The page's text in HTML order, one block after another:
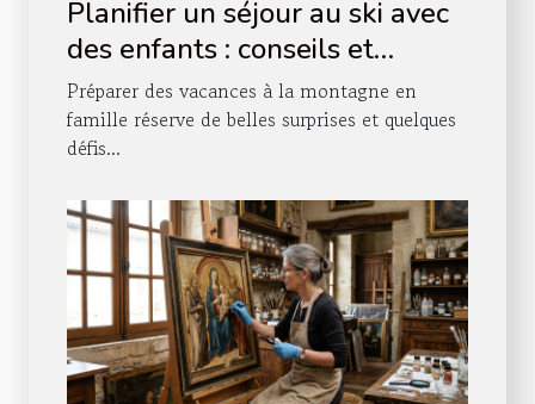
Planifier un séjour au ski avec
des enfants : conseils et
astuces
Préparer des vacances à la montagne en
famille réserve de belles surprises et quelques
défis...